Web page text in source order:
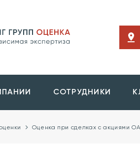
СОТРУДНИКИ
Оценка при сделках с акциями